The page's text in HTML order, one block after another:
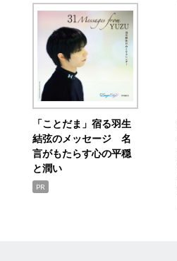
「ことだま」宿る羽生
結弦のメッセージ 名
言がもたらす心の平穏
と潤い
PR